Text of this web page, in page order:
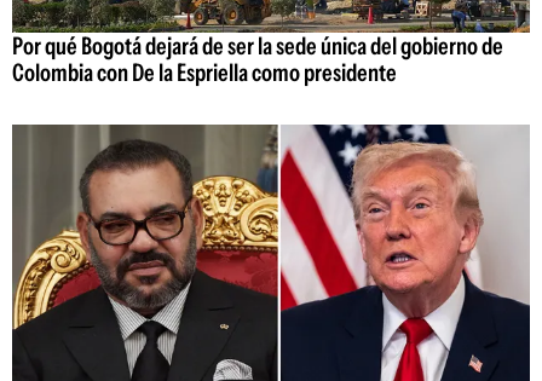
Por qué Bogotá dejará de ser la sede única del gobierno de
Colombia con De la Espriella como presidente